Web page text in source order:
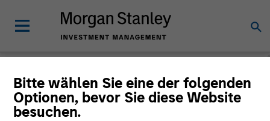
Bitte wählen Sie eine der folgenden
Optionen, bevor Sie diese Website
besuchen.
Morgan Stanley
Investment Funds